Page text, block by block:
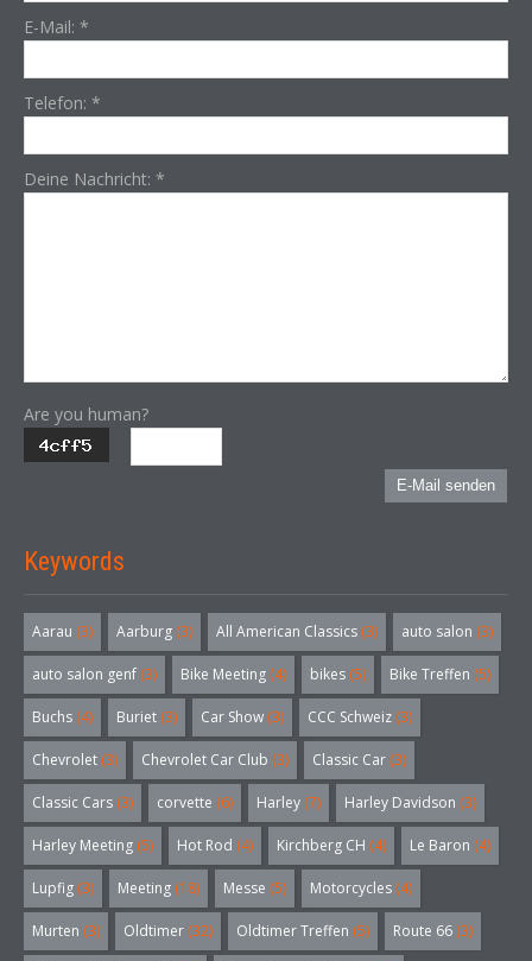
E-Mail: *
Telefon: *
Deine Nachricht: *
Are you human?
E-Mail senden
Keywords
Aarau (3) Aarburg (3) All American Classics (3) auto salon (3)
auto salon genf (3) Bike Meeting (4) bikes (5) Bike Treffen (5)
Buchs (4) Buriet (3) Car Show (3) CCC Schweiz (3)
Chevrolet (3) Chevrolet Car Club (3) Classic Car (3)
Classic Cars (3) corvette (6) Harley (7) Harley Davidson (3)
Harley Meeting (5) Hot Rod (4) Kirchberg CH (4) Le Baron (4)
Lupfig (3) Meeting (18) Messe (5) Motorcycles (4)
Murten (3) Oldtimer (32) Oldtimer Treffen (5) Route 66 (3)